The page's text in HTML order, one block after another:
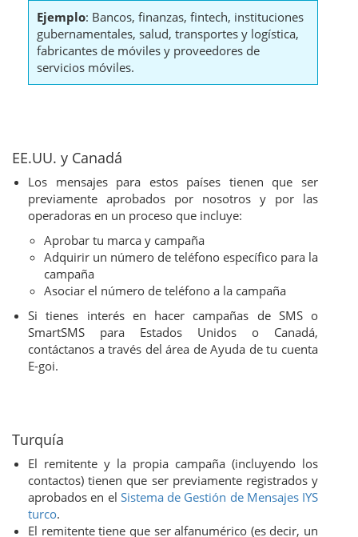
Ejemplo: Bancos, finanzas, fintech, instituciones
gubernamentales, salud, transportes y logística,
fabricantes de móviles y proveedores de
servicios móviles.
EE.UU. y Canadá
Los mensajes para estos países tienen que ser
previamente aprobados por nosotros y por las
operadoras en un proceso que incluye:
Aprobar tu marca y campaña
Adquirir un número de teléfono específico para la
campaña
Asociar el número de teléfono a la campaña
Si tienes interés en hacer campañas de SMS o
SmartSMS para Estados Unidos o Canadá,
contáctanos a través del área de Ayuda de tu cuenta
E-goi.
Turquía
El remitente y la propia campaña (incluyendo los
contactos) tienen que ser previamente registrados y
aprobados en el Sistema de Gestión de Mensajes IYS
turco.
El remitente tiene que ser alfanumérico (es decir, un